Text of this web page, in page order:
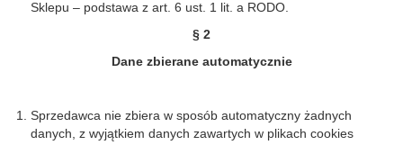
Sklepu – podstawa z art. 6 ust. 1 lit. a RODO.
§ 2
Dane zbierane automatycznie
Sprzedawca nie zbiera w sposób automatyczny żadnych
danych, z wyjątkiem danych zawartych w plikach cookies